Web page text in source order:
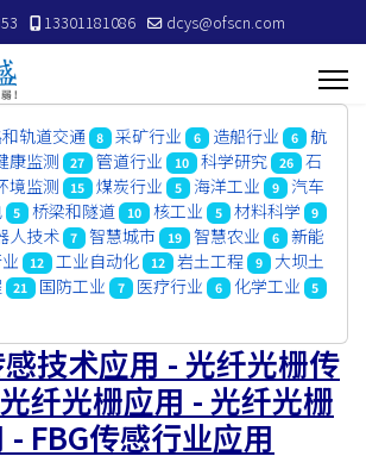
13301181086 dcys@ofscn.com
轨道交通 8 采矿行业 6 造船行业 6
航
康监测 27 管道行业 10 科学研究 26
石
境监测 15 煤炭行业 5 海洋工业 9
汽车
5 桥梁和隧道 10 核工业 5 材料科学 9
人技术 7 智慧城市 19 智慧农业 6
新能
12 工业自动化 12 岩土工程 9
大坝土
21 国防工业 7 医疗行业 6 化学工业 5
技术应用 - 光纤光栅传
纤光栅应用 - 光纤光栅
FBG传感行业应用